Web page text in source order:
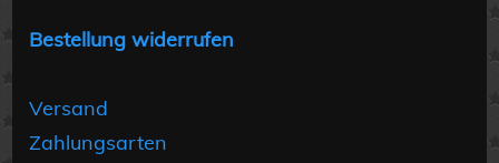
Bestellung widerrufen
Versand
Zahlungsarten